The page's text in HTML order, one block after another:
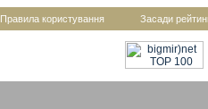
Правила користування Засади